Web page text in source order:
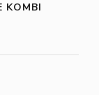
KOMBI